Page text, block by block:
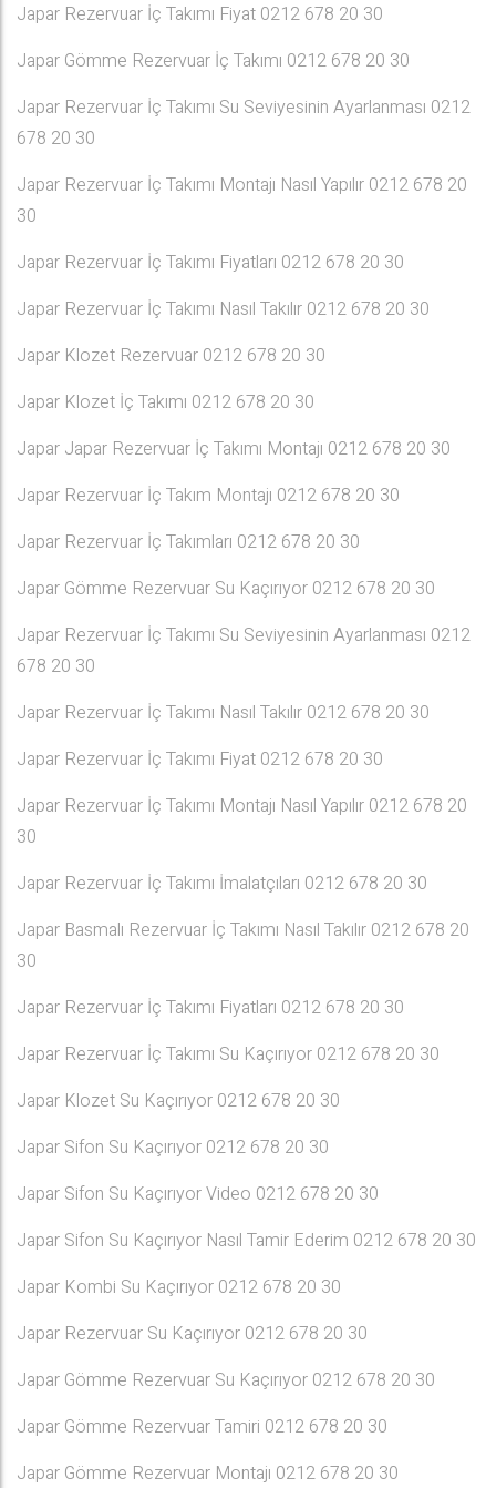
Japar Rezervuar İç Takımı Fiyat 0212 678 20 30
Japar Gömme Rezervuar İç Takımı 0212 678 20 30
Japar Rezervuar İç Takımı Su Seviyesinin Ayarlanması 0212
678 20 30
Japar Rezervuar İç Takımı Montajı Nasıl Yapılır 0212 678 20
30
Japar Rezervuar İç Takımı Fiyatları 0212 678 20 30
Japar Rezervuar İç Takımı Nasıl Takılır 0212 678 20 30
Japar Klozet Rezervuar 0212 678 20 30
Japar Klozet İç Takımı 0212 678 20 30
Japar Japar Rezervuar İç Takımı Montajı 0212 678 20 30
Japar Rezervuar İç Takım Montajı 0212 678 20 30
Japar Rezervuar İç Takımları 0212 678 20 30
Japar Gömme Rezervuar Su Kaçırıyor 0212 678 20 30
Japar Rezervuar İç Takımı Su Seviyesinin Ayarlanması 0212
678 20 30
Japar Rezervuar İç Takımı Nasıl Takılır 0212 678 20 30
Japar Rezervuar İç Takımı Fiyat 0212 678 20 30
Japar Rezervuar İç Takımı Montajı Nasıl Yapılır 0212 678 20
30
Japar Rezervuar İç Takımı İmalatçıları 0212 678 20 30
Japar Basmalı Rezervuar İç Takımı Nasıl Takılır 0212 678 20
30
Japar Rezervuar İç Takımı Fiyatları 0212 678 20 30
Japar Rezervuar İç Takımı Su Kaçırıyor 0212 678 20 30
Japar Klozet Su Kaçırıyor 0212 678 20 30
Japar Sifon Su Kaçırıyor 0212 678 20 30
Japar Sifon Su Kaçırıyor Video 0212 678 20 30
Japar Sifon Su Kaçırıyor Nasıl Tamir Ederim 0212 678 20 30
Japar Kombi Su Kaçırıyor 0212 678 20 30
Japar Rezervuar Su Kaçırıyor 0212 678 20 30
Japar Gömme Rezervuar Su Kaçırıyor 0212 678 20 30
Japar Gömme Rezervuar Tamiri 0212 678 20 30
Japar Gömme Rezervuar Montajı 0212 678 20 30